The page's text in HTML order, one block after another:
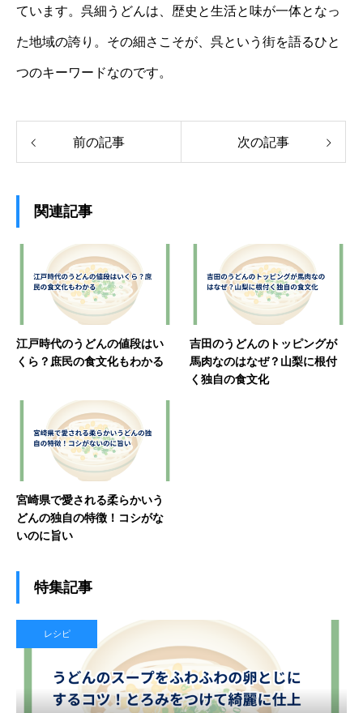
ています。呉細うどんは、歴史と生活と味が一体となっ
た地域の誇り。その細さこそが、呉という街を語るひと
つのキーワードなのです。
前の記事 次の記事
関連記事
江戸時代のうどんの値段はい
くら？庶民の食文化もわかる
吉田のうどんのトッピングが
馬肉なのはなぜ？山梨に根付
く独自の食文化
宮崎県で愛される柔らかいう
どんの独自の特徴！コシがな
いのに旨い
特集記事
レシピ